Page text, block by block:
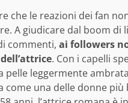
che le reazioni dei fan
A giudicare dal boom di
commenti, ai followers
. Con i capelli
pelle leggermente
come una delle donne più